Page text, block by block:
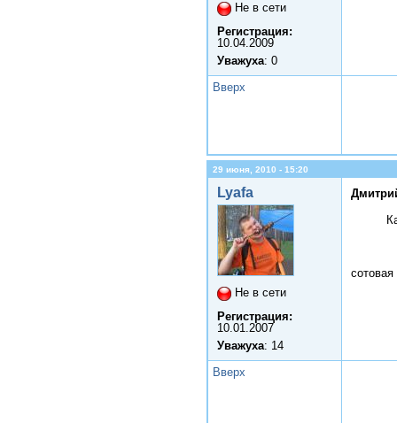
Не в сети
Регистрация:
10.04.2009
Уважуха: 0
Вверх
29 июня, 2010 - 15:20
Lyafa
Не в сети
Регистрация:
10.01.2007
Уважуха: 14
Вверх